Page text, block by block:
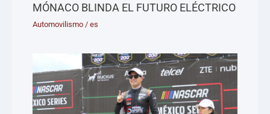
MÓNACO BLINDA EL FUTURO ELÉCTRICO
Automovilismo /es